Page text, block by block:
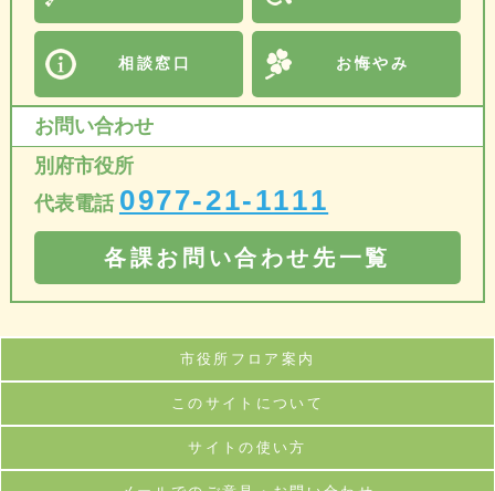
相談窓口 お悔やみ
お問い合わせ
別府市役所
代表電話 0977-21-1111
各課お問い合わせ先一覧
市役所フロア案内
このサイトについて
サイトの使い方